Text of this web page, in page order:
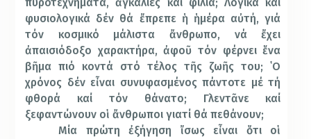
πυροτεχνήματα, ἀγκαλιές καί φιλιά; Λογικά καί
φυσιολογικά δέν θά ἔπρεπε ἡ ἡμέρα αὐτή, γιά
τόν κοσμικό μάλιστα ἄνθρωπο, νά ἔχει
ἀπαισιόδοξο χαρακτήρα, ἀφοῦ τόν φέρνει ἕνα
βῆμα πιό κοντά στό τέλος τῆς ζωῆς του; ῾Ο
χρόνος δέν εἶναι συνυφασμένος πάντοτε μέ τή
φθορά καί τόν θάνατο; Γλεντᾶνε καί
ξεφαντώνουν οἱ ἄνθρωποι γιατί θά πεθάνουν;
Μία πρώτη ἐξήγηση ἴσως εἶναι ὅτι οἱ